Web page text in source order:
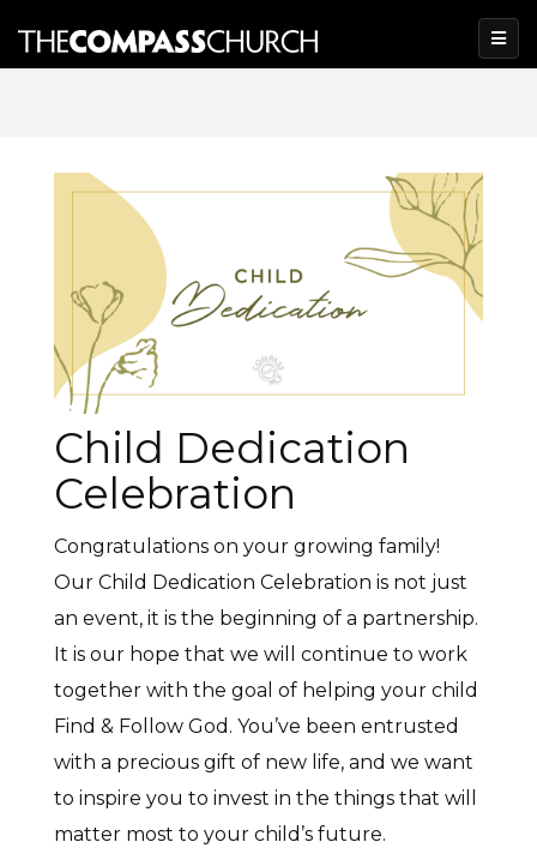
Child Dedication
Celebration
Congratulations on your growing family!
Our Child Dedication Celebration is not just
an event, it is the beginning of a partnership.
It is our hope that we will continue to work
together with the goal of helping your child
Find & Follow God. You’ve been entrusted
with a precious gift of new life, and we want
to inspire you to invest in the things that will
matter most to your child’s future.